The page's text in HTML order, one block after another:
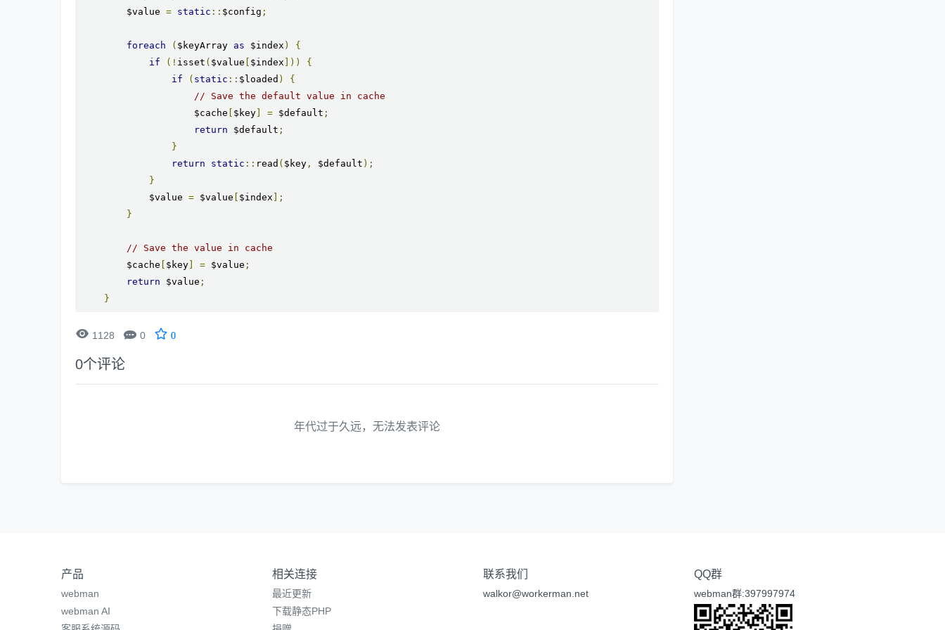
        $value
= static :: $config ;
foreach ( $keyArray as $index )
{
if
(! isset ( $value [ $index ]))
{
if
( static :: $loaded )
{
// Save the default value in cache
                    $cache
[ $key] = $default ;
return $default ;
}
return
static :: read ( $key , $default );
}
            $value
= $value [ $index ];
}
// Save the value in cache
        $cache
[ $key] = $value ;
return $value ;
}
 1128  0 0
0个评论
年代过于久远，无法发表评论
产品
webman
webman AI
相关连接
最近更新
下载静态PHP
联系我们
walkor@workerman.net
QQ群
webman群:397997974